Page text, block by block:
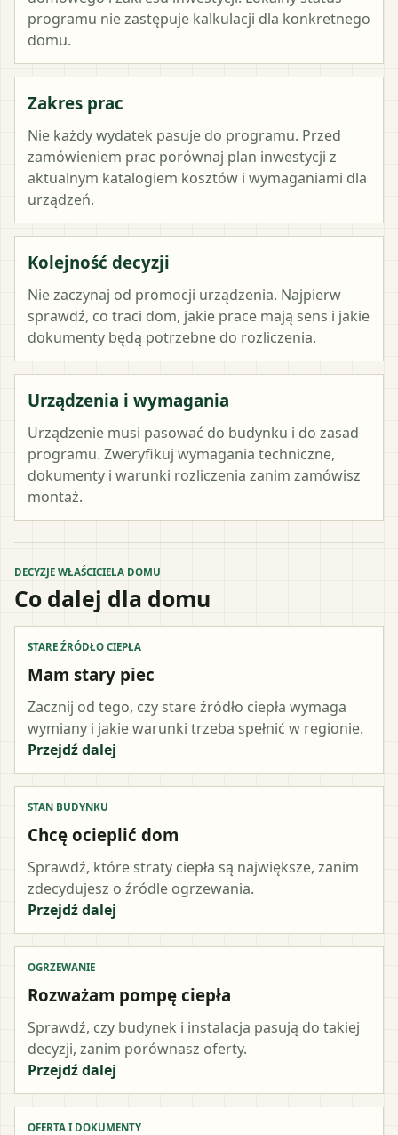
programu nie zastępuje kalkulacji dla konkretnego
domu.
Zakres prac
Nie każdy wydatek pasuje do programu. Przed
zamówieniem prac porównaj plan inwestycji z
aktualnym katalogiem kosztów i wymaganiami dla
urządzeń.
Kolejność decyzji
Nie zaczynaj od promocji urządzenia. Najpierw
sprawdź, co traci dom, jakie prace mają sens i jakie
dokumenty będą potrzebne do rozliczenia.
Urządzenia i wymagania
Urządzenie musi pasować do budynku i do zasad
programu. Zweryfikuj wymagania techniczne,
dokumenty i warunki rozliczenia zanim zamówisz
montaż.
DECYZJE WŁAŚCICIELA DOMU
Co dalej dla domu
STARE ŹRÓDŁO CIEPŁA
Mam stary piec
Zacznij od tego, czy stare źródło ciepła wymaga
wymiany i jakie warunki trzeba spełnić w regionie.
Przejdź dalej
STAN BUDYNKU
Chcę ocieplić dom
Sprawdź, które straty ciepła są największe, zanim
zdecydujesz o źródle ogrzewania.
Przejdź dalej
OGRZEWANIE
Rozważam pompę ciepła
Sprawdź, czy budynek i instalacja pasują do takiej
decyzji, zanim porównasz oferty.
Przejdź dalej
OFERTA I DOKUMENTY